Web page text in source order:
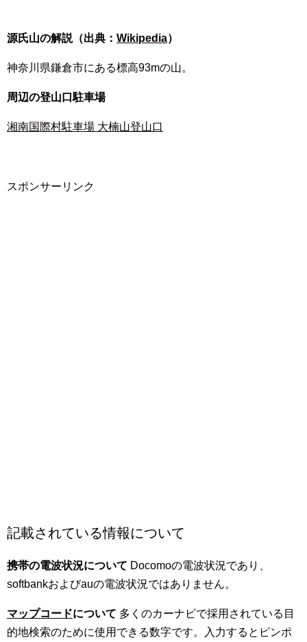
源氏山の解説（出典： Wikipedia）
神奈川県鎌倉市にある標高93mの山。
周辺の登山口駐車場
湘南国際村駐車場 大楠山登山口
スポンサーリンク
記載されている情報について
携帯の電波状況について Docomoの電波状況であり、
softbankおよびauの電波状況ではありません。
マップコードについて 多くのカーナビで採用されている目
的地検索のために使用できる数字です。入力するとピンポ